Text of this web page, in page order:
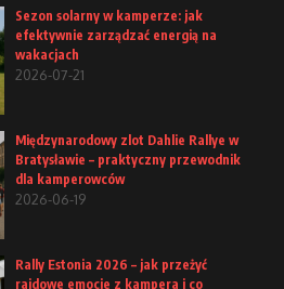
Sezon solarny w kamperze: jak
efektywnie zarządzać energią na
wakacjach
2026-07-21
Międzynarodowy zlot Dahlie Rallye w
Bratysławie – praktyczny przewodnik
dla kamperowców
2026-06-19
Rally Estonia 2026 – jak przeżyć
rajdowe emocje z kampera i co